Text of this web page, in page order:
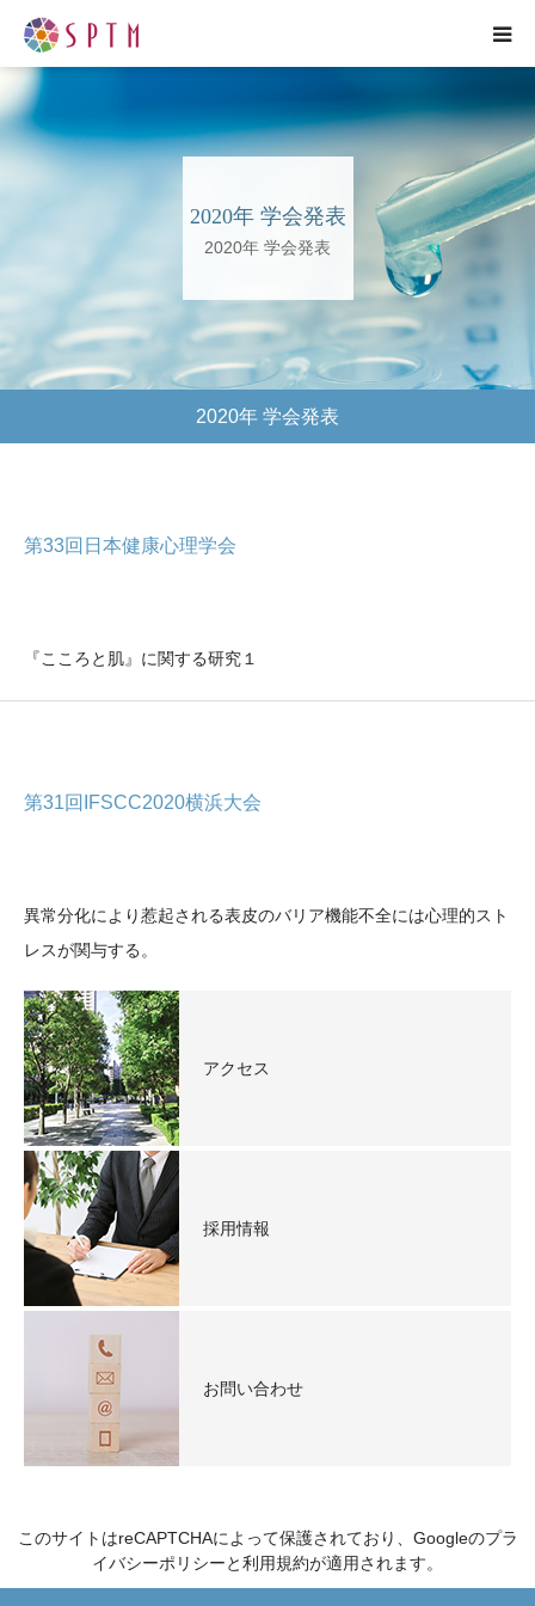
2020年 学会発表
2020年 学会発表
2020年 学会発表
第33回日本健康心理学会
『こころと肌』に関する研究１
第31回IFSCC2020横浜大会
異常分化により惹起される表皮のバリア機能不全には心理的スト
レスが関与する。
アクセス
採用情報
お問い合わせ
このサイトはreCAPTCHAによって保護されており、Googleのプラ
イバシーポリシーと利用規約が適用されます。
企業紹介
事業紹介
プレスリリース
各種お問い合わせ